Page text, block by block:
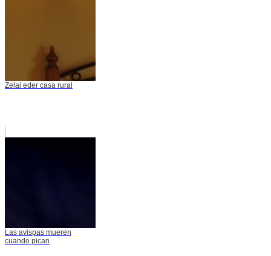
Zelai eder casa rural
Las avispas mueren
cuando pican